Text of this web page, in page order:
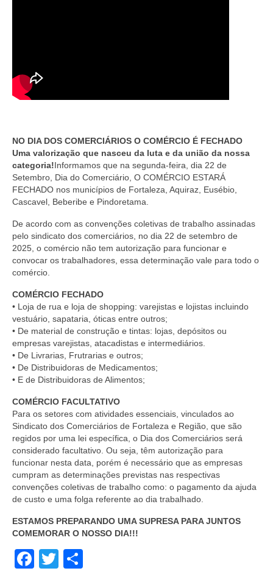
NO DIA DOS COMERCIÁRIOS O COMÉRCIO É FECHADO
Uma valorização que nasceu da luta e da união da nossa
categoria!Informamos que na segunda-feira, dia 22 de
Setembro, Dia do Comerciário, O COMÉRCIO ESTARÁ
FECHADO nos municípios de Fortaleza, Aquiraz, Eusébio,
Cascavel, Beberibe e Pindoretama.
De acordo com as convenções coletivas de trabalho assinadas
pelo sindicato dos comerciários, no dia 22 de setembro de
2025, o comércio não tem autorização para funcionar e
convocar os trabalhadores, essa determinação vale para todo o
comércio.
COMÉRCIO FECHADO
• Loja de rua e loja de shopping: varejistas e lojistas incluindo
vestuário, sapataria, óticas entre outros;
• De material de construção e tintas: lojas, depósitos ou
empresas varejistas, atacadistas e intermediários.
• De Livrarias, Frutrarias e outros;
• De Distribuidoras de Medicamentos;
• E de Distribuidoras de Alimentos;
COMÉRCIO FACULTATIVO
Para os setores com atividades essenciais, vinculados ao
Sindicato dos Comerciários de Fortaleza e Região, que são
regidos por uma lei específica, o Dia dos Comerciários será
considerado facultativo. Ou seja, têm autorização para
funcionar nesta data, porém é necessário que as empresas
cumpram as determinações previstas nas respectivas
convenções coletivas de trabalho como: o pagamento da ajuda
de custo e uma folga referente ao dia trabalhado.
ESTAMOS PREPARANDO UMA SUPRESA PARA JUNTOS
COMEMORAR O NOSSO DIA!!!
Facebook
Twitter